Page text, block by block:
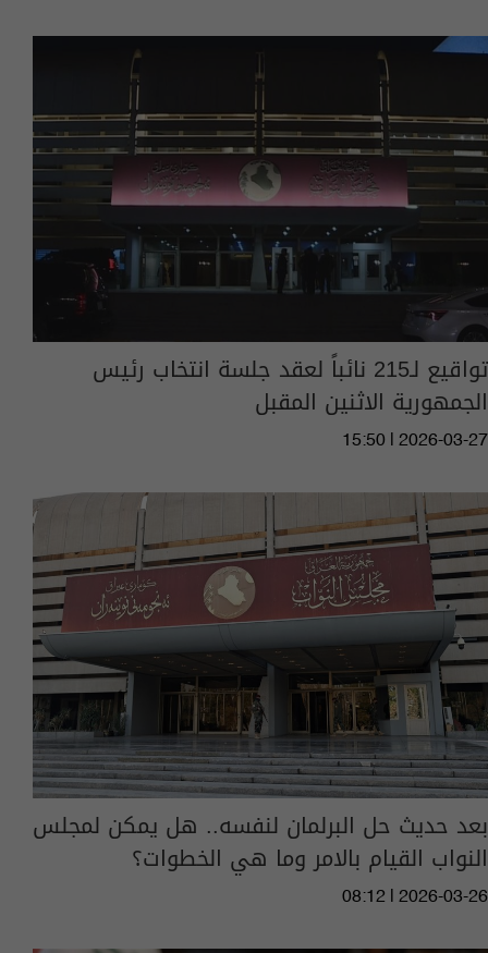
تواقيع لـ215 نائباً لعقد جلسة انتخاب رئيس
الجمهورية الاثنين المقبل
15:50 | 2026-03-27
بعد حديث حل البرلمان لنفسه.. هل يمكن لمجلس
النواب القيام بالامر وما هي الخطوات؟
08:12 | 2026-03-26